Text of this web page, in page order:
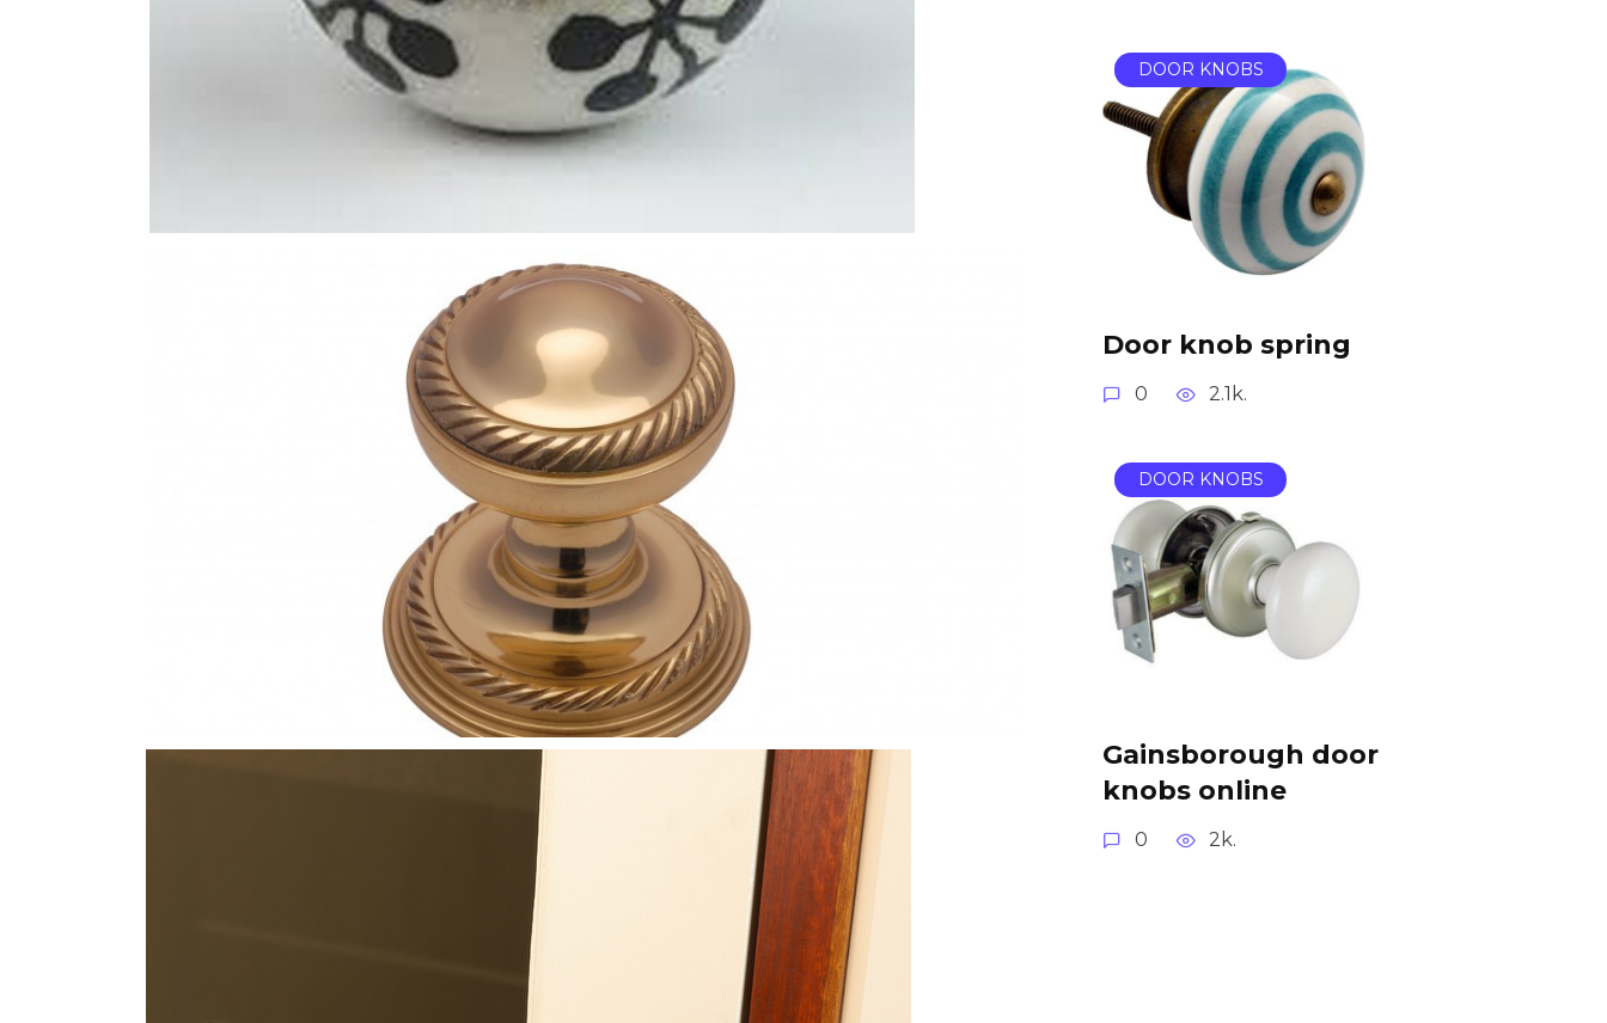
DOOR KNOBS
Door knob spring
0 2.1k.
DOOR KNOBS
Gainsborough door
knobs online
0 2k.